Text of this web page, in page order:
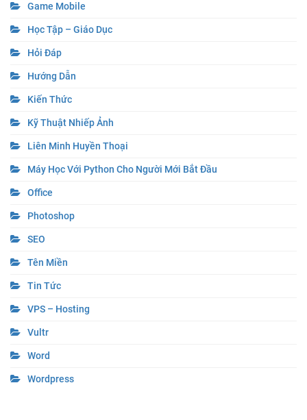
Game Mobile
Học Tập – Giáo Dục
Hỏi Đáp
Hướng Dẫn
Kiến Thức
Kỹ Thuật Nhiếp Ảnh
Liên Minh Huyền Thoại
Máy Học Với Python Cho Người Mới Bắt Đầu
Office
Photoshop
SEO
Tên Miền
Tin Tức
VPS – Hosting
Vultr
Word
Wordpress